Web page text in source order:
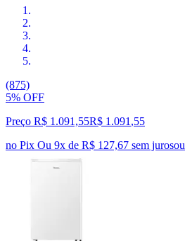
(875)
5% OFF
Preço R$ 1.091,55R$ 1.091 ,55
no Pix Ou 9x de R$ 127,67 sem jurosou